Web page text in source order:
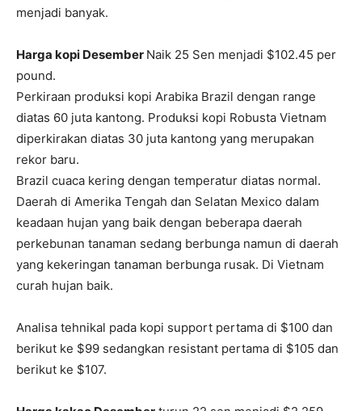
menjadi banyak.
Harga kopi Desember Naik 25 Sen menjadi $102.45 per
pound.
Perkiraan produksi kopi Arabika Brazil dengan range
diatas 60 juta kantong. Produksi kopi Robusta Vietnam
diperkirakan diatas 30 juta kantong yang merupakan
rekor baru.
Brazil cuaca kering dengan temperatur diatas normal.
Daerah di Amerika Tengah dan Selatan Mexico dalam
keadaan hujan yang baik dengan beberapa daerah
perkebunan tanaman sedang berbunga namun di daerah
yang kekeringan tanaman berbunga rusak. Di Vietnam
curah hujan baik.
Analisa tehnikal pada kopi support pertama di $100 dan
berikut ke $99 sedangkan resistant pertama di $105 dan
berikut ke $107.